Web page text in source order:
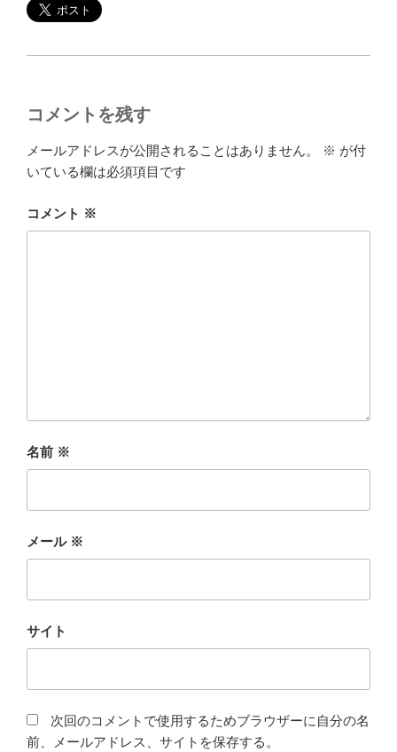
コメントを残す
メールアドレスが公開されることはありません。 ※ が付
いている欄は必須項目です
コメント ※
名前 ※
メール ※
サイト
次回のコメントで使用するためブラウザーに自分の名
前、メールアドレス、サイトを保存する。